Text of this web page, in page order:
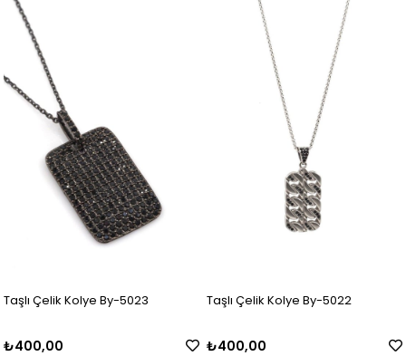
Taşlı Çelik Kolye By-5023
₺400,00
Taşlı Çelik Kolye By-5022
₺400,00